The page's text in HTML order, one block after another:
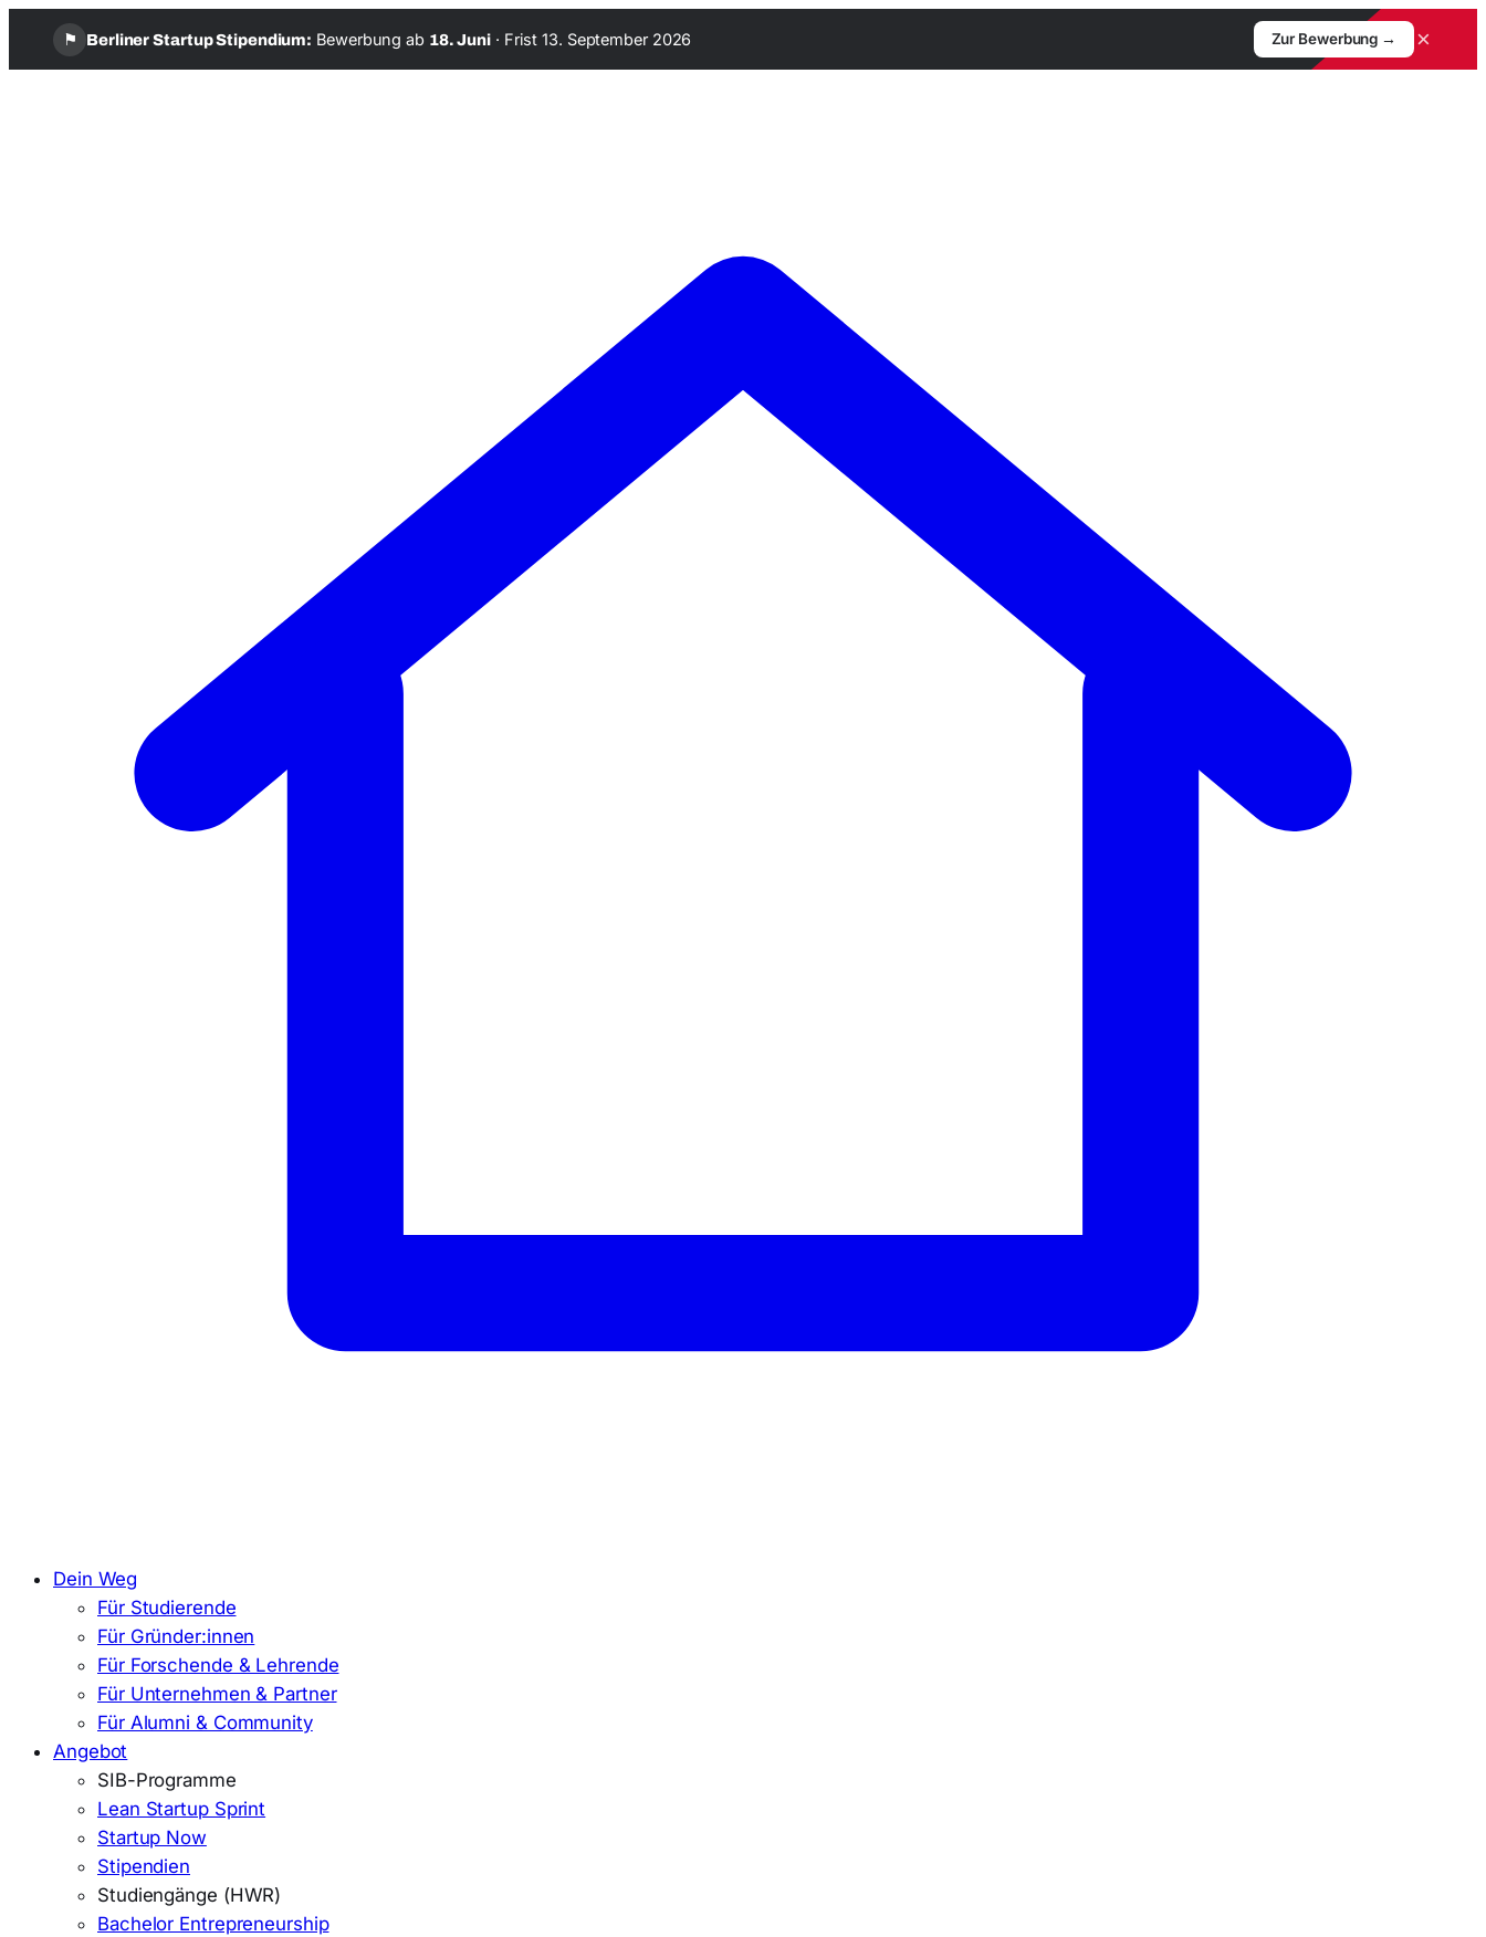
⚑ Berliner Startup Stipendium: Bewerbung ab 18. Juni · Frist 13. September 2026 Zur Bewerbung → ×
Dein Weg
Für Studierende
Für Gründer:innen
Für Forschende & Lehrende
Für Unternehmen & Partner
Für Alumni & Community
Angebot
SIB-Programme
Lean Startup Sprint
Startup Now
Stipendien
Studiengänge (HWR)
Bachelor Entrepreneurship